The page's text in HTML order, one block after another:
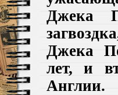
Джека
Джека
лет, и
Англии.